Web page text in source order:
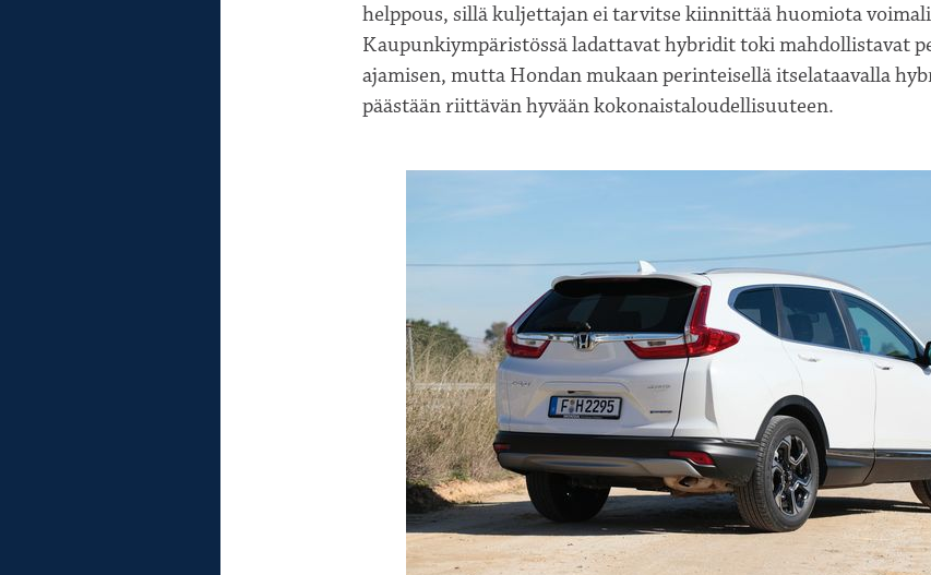
helppous, sillä kuljettajan ei tarvitse kiinnittää huomiota
Kaupunkiympäristössä ladattavat hybridit toki mahdollistavat
ajamisen, mutta Hondan mukaan perinteisellä itselataavalla
päästään riittävän hyvään kokonaistaloudellisuuteen.